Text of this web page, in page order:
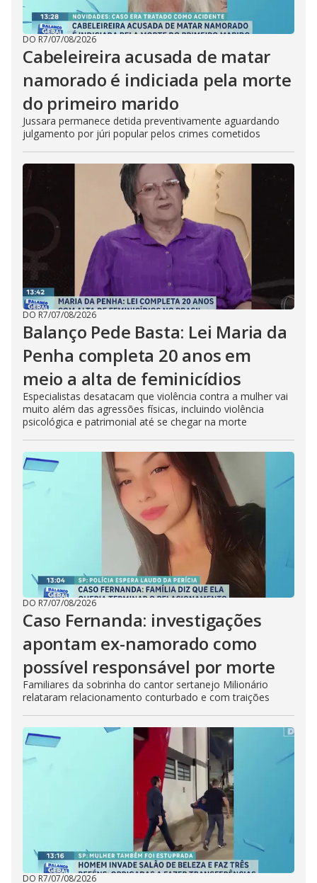
DO R7/07/08/2026
Cabeleireira acusada de matar
namorado é indiciada pela morte
do primeiro marido
Jussara permanece detida preventivamente aguardando
julgamento por júri popular pelos crimes cometidos
DO R7/07/08/2026
Balanço Pede Basta: Lei Maria da
Penha completa 20 anos em
meio a alta de feminicídios
Especialistas desatacam que violência contra a mulher vai
muito além das agressões físicas, incluindo violência
psicológica e patrimonial até se chegar na morte
DO R7/07/08/2026
Caso Fernanda: investigações
apontam ex-namorado como
possível responsável por morte
Familiares da sobrinha do cantor sertanejo Milionário
relataram relacionamento conturbado e com traições
DO R7/07/08/2026